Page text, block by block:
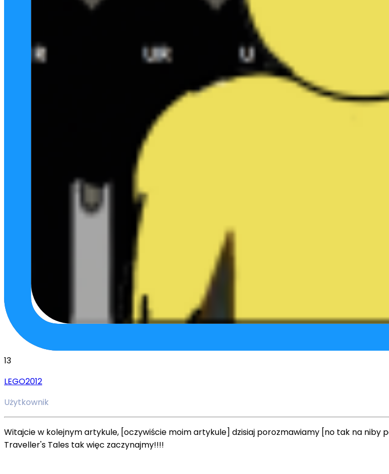
13
LEGO2012
Użytkownik
Witajcie w kolejnym artykule, [oczywiście moim artykule] dzisiaj porozmawiamy [no tak na niby
Traveller's Tales tak więc zaczynajmy!!!!